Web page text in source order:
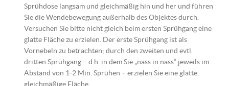
Sprühdose langsam und gleichmäßig hin und her und führen
Sie die Wendebewegung außerhalb des Objektes durch.
Versuchen Sie bitte nicht gleich beim ersten Sprühgang eine
glatte Fläche zu erzielen. Der erste Sprühgang ist als
Vornebeln zu betrachten; durch den zweiten und evtl.
dritten Sprühgang – d.h. in dem Sie „nass in nass“ jeweils im
Abstand von 1-2 Min. Sprühen – erzielen Sie eine glatte,
gleichmäßige Fläche.